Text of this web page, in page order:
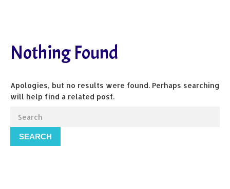
Nothing Found
Apologies, but no results were found. Perhaps searching
will help find a related post.
SEARCH